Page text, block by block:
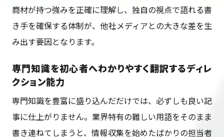
商材が持つ強みを正確に理解し、独自の視点で語れる書
き手を確保する体制が、他社メディアとの大きな差を生
み出す要因となります。
専門知識を初心者へわかりやすく翻訳するディレ
クション能力
専門知識を豊富に盛り込んだだけでは、必ずしも良い記
事に仕上がりません。業界特有の難しい用語をそのまま
書き連ねてしまうと、情報収集を始めたばかりの担当者